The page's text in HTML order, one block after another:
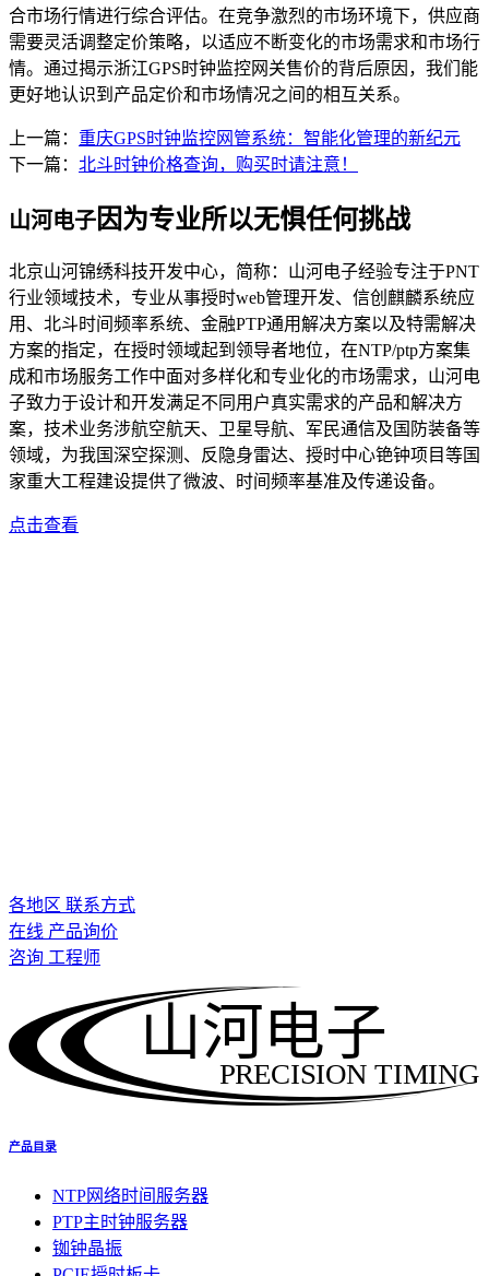
合市场行情进行综合评估。在竞争激烈的市场环境下，供应商
需要灵活调整定价策略，以适应不断变化的市场需求和市场行
情。通过揭示浙江GPS时钟监控网关售价的背后原因，我们能
更好地认识到产品定价和市场情况之间的相互关系。
上一篇： 重庆GPS时钟监控网管系统：智能化管理的新纪元
下一篇： 北斗时钟价格查询，购买时请注意！
山河电子因为专业所以无惧任何挑战
北京山河锦绣科技开发中心，简称：山河电子经验专注于PNT
行业领域技术，专业从事授时web管理开发、信创麒麟系统应
用、北斗时间频率系统、金融PTP通用解决方案以及特需解决
方案的指定，在授时领域起到领导者地位，在NTP/ptp方案集
成和市场服务工作中面对多样化和专业化的市场需求，山河电
子致力于设计和开发满足不同用户真实需求的产品和解决方
案，技术业务涉航空航天、卫星导航、军民通信及国防装备等
领域，为我国深空探测、反隐身雷达、授时中心铯钟项目等国
家重大工程建设提供了微波、时间频率基准及传递设备。
点击查看
各地区 联系方式
在线 产品询价
咨询 工程师
PRECISION TIMING
山河电子
产品目录
NTP网络时间服务器
PTP主时钟服务器
铷钟晶振